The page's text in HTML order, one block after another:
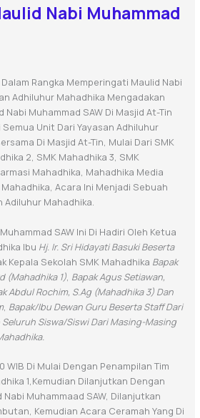
Nabi Muhammad
Dalam Rangka Memperingati Maulid Nabi
Adhiluhur Mahadhika Mengadakan
Muhammad SAW Di Masjid At-Tin
Unit Dari Yayasan Adhiluhur
Di Masjid At-Tin, Mulai Dari SMK
2, SMK Mahadhika 3, SMK
Mahadhika, Mahadhika Media
Acara Ini Menjadi Sebuah
Adiluhur Mahadhika.
SAW Ini Di Hadiri Oleh Ketua
Ibu Hj. Ir. Sri Hidayati Basuki Beserta
Kepala Sekolah SMK Mahadhika Bapak
(Mahadhika 1), Bapak Agus Setiawan,
Abdul Rochim, S.Ag (Mahadhika 3) Dan
, Bapak/Ibu Dewan Guru Beserta Staff Dari
Siswa/siswi Dari Masing-Masing
WIB Di Mulai Dengan Penampilan Tim
1,kemudian Dilanjutkan Dengan
Muhammaad SAW, Dilanjutkan
Kemudian Acara Ceramah Yang Di